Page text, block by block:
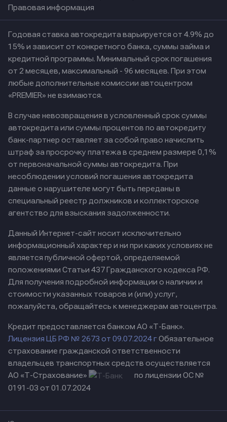
Правовая информация
Годовая ставка автокредита варьируется от 4.9% до
15% и зависит от конкретного банка, суммы займа и
кредитной программы. Минимальный срок погашения
от 2 месяцев, максимальный - 96 месяцев. При этом
любые дополнительные комиссии автоцентром
«PREMIER» не взимаются.
В случае невозвращения в условленный срок суммы
автокредита или суммы процентов по автокредиту
банк-партнер оставляет за собой право начислить
штраф за просрочку платежа в среднем размере 0,1%
от первоначальной суммы автокредита. При
несоблюдении условий погашения автокредита
данные о нарушителе могут быть переданы в
специальный реестр должников и коллекторское
агентство для взыскания задолженности.
Данный Интернет-сайт носит исключительно
информационный характер и ни при каких условиях не
является публичной офертой, определяемой
положениями Статьи 437 Гражданского кодекса РФ.
Для получения подробной информации о наличии и
стоимости указанных товаров и (или) услуг,
пожалуйста, обращайтесь к менеджерам автоцентра.
Кредит предоставляется банком АО «Т-Банк».
Лицензия ЦБ РФ № 2673 от 09.07.2024 гОбязательное
страхование гражданской ответственности
владельцев транспортных средств осуществляется
АО «Т-Страхование»
по лицензии ОС №
0191-03 от 01.07.2024